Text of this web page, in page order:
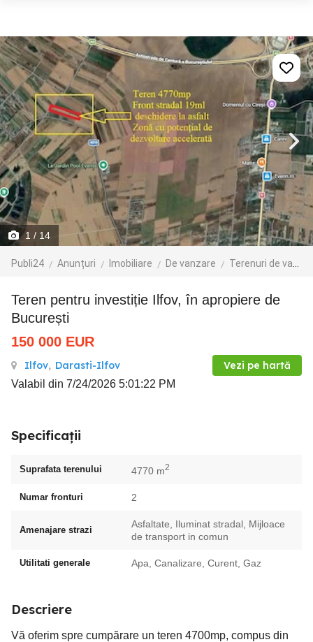
1 / 14
Publi24 Anunțuri Imobiliare De vanzare Terenuri de vanzare
Teren pentru investiție Ilfov, în apropiere de
București
150 000 EUR
Ilfov, Darasti-Ilfov Vezi pe hartă
Valabil din 7/24/2026 5:01:22 PM
Specificații
Suprafata terenului 4770 m2
Numar fronturi 2
Amenajare strazi
Asfaltate, Iluminat stradal, Mijloace
de transport in comun
Utilitati generale Apa, Canalizare, Curent, Gaz
Descriere
Vă oferim spre cumpărare un teren 4700mp, compus din